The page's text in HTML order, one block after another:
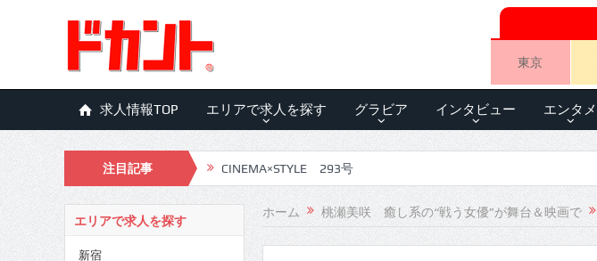
東京
求人情報TOP エリアで求人を探す グラビア インタビュー エンタメ
注目記事 CINEMA×STYLE 293号
CINEMA×STYLE 292号
CINEMA×STYLE 291号
ホーム 桃瀬美咲 癒し系の“戦う女優”が舞台＆映画で
エリアで求人を探す
新宿